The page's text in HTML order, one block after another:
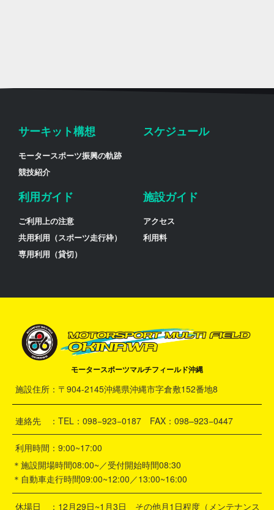
サーキット構想
モータースポーツ振興の軌跡
競技紹介
スケジュール
利用ガイド
ご利用上の注意
共用利用（スポーツ走行枠）
専用利用（貸切）
施設ガイド
アクセス
利用料
モータースポーツマルチフィールド沖縄
施設住所：〒904-2145沖縄県沖縄市字倉敷152番地8
連絡先 ：TEL：098−923−0187 FAX：098–923−0447
利用時間：9:00~17:00
＊施設開場時間08:00~／受付開始時間08:30
＊自動車走行時間09:00~12:00／13:00~16:00
休場日 ：12月29日~1月3日 その他月1日程度（メンテナンス